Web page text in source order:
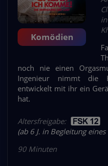
Komödien
noch nie einen
Ingenieur nimmt die
entwickelt mit ihr ein
hat.
Altersfreigabe:
(ab 6 J. in Begleitung
90 Minuten